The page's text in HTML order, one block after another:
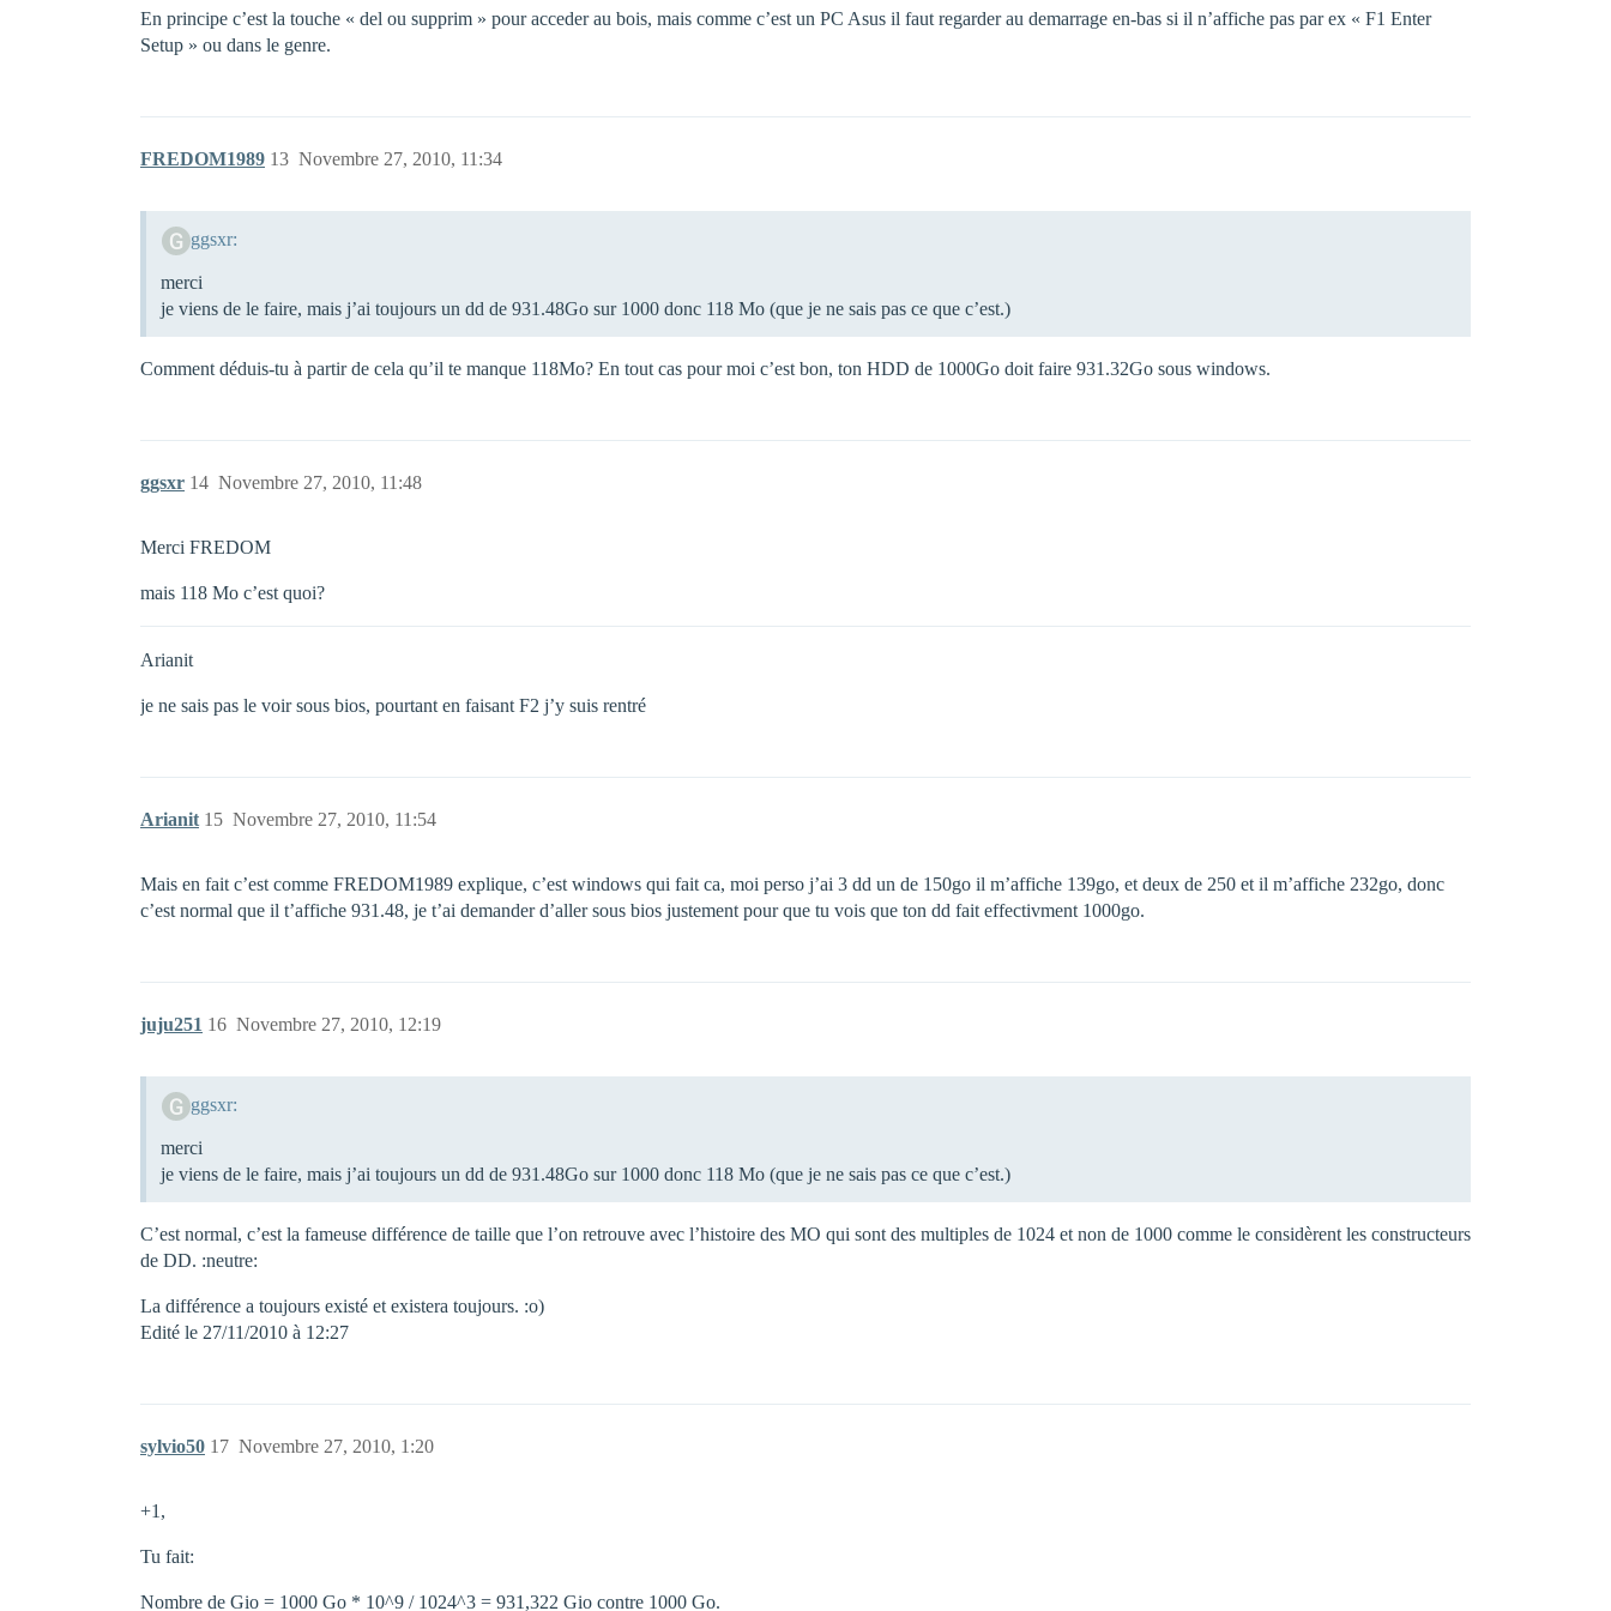
En principe c’est la touche « del ou supprim » pour acceder au bois, mais comme c’est un PC Asus il faut regarder au demarrage en-bas si il n’affiche pas par ex « F1 Enter
Setup » ou dans le genre.
FREDOM1989 Novembre 27, 2010, 11:34
13
ggsxr:
merci
je viens de le faire, mais j’ai toujours un dd de 931.48Go sur 1000 donc 118 Mo (que je ne sais pas ce que c’est.)
Comment déduis-tu à partir de cela qu’il te manque 118Mo? En tout cas pour moi c’est bon, ton HDD de 1000Go doit faire 931.32Go sous windows.
ggsxr Novembre 27, 2010, 11:48
14
Merci FREDOM
mais 118 Mo c’est quoi?
Arianit
je ne sais pas le voir sous bios, pourtant en faisant F2 j’y suis rentré
Arianit Novembre 27, 2010, 11:54
15
Mais en fait c’est comme FREDOM1989 explique, c’est windows qui fait ca, moi perso j’ai 3 dd un de 150go il m’affiche 139go, et deux de 250 et il m’affiche 232go, donc
c’est normal que il t’affiche 931.48, je t’ai demander d’aller sous bios justement pour que tu vois que ton dd fait effectivment 1000go.
juju251 Novembre 27, 2010, 12:19
16
ggsxr:
merci
je viens de le faire, mais j’ai toujours un dd de 931.48Go sur 1000 donc 118 Mo (que je ne sais pas ce que c’est.)
C’est normal, c’est la fameuse différence de taille que l’on retrouve avec l’histoire des MO qui sont des multiples de 1024 et non de 1000 comme le considèrent les constructeurs
de DD. :neutre:
La différence a toujours existé et existera toujours. :o)
Edité le 27/11/2010 à 12:27
sylvio50 Novembre 27, 2010, 1:20
17
+1,
Tu fait:
Nombre de Gio = 1000 Go * 10^9 / 1024^3 = 931,322 Gio contre 1000 Go.